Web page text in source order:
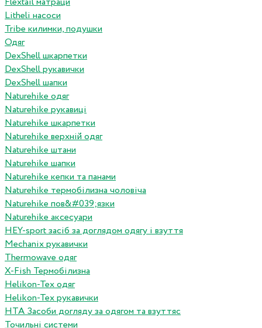
Litheli насоси
Tribe килимки, подушки
Одяг
DexShell шкарпетки
DexShell рукавички
DexShell шапки
Naturehike одяг
Naturehike рукавиці
Naturehike шкарпетки
Naturehike верхній одяг
Naturehike штани
Naturehike шапки
Naturehike кепки та панами
Naturehike термобілизна чоловіча
Naturehike пов&#039;язки
Naturehike аксесуари
HEY-sport засіб за доглядом одягу і взуття
Mechanix рукавички
Thermowave одяг
X-Fish Термобілизна
Helikon-Tex одяг
Helikon-Tex рукавички
HTA Засоби догляду за одягом та взуттяс
Точильні системи